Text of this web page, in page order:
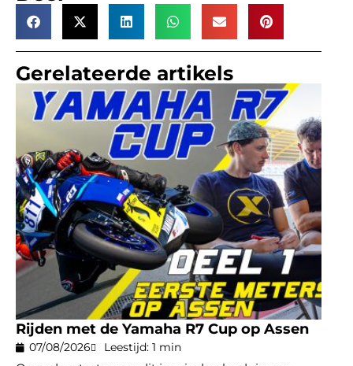
Gerelateerde artikels
Rijden met de Yamaha R7 Cup op Assen
07/08/2026 Leestijd: 1 min